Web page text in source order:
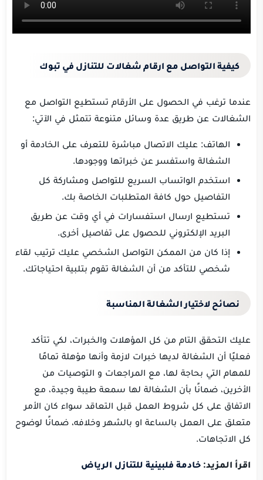
كيفية التواصل مع ارقام شغالات للتنازل في تبوك
عندما ترغب في الحصول على الأرقام تستطيع التواصل مع
الشغالات عن طريق عدة وسائل متنوعة تتمثل في الآتي:
الهاتف: عليك الاتصال مباشرة للتعرف على الخادمة أو
الشغالة واستفسر عن خبراتها ووجودها.
استخدم الواتساب السريع للتواصل ومشاركة كل
التفاصيل حول كافة المتطلبات الخاصة بك.
تستطيع ارسال استفسارات في أي وقت عن طريق
البريد الإلكتروني للحصول على تفاصيل أخرى.
إذا كان من الممكن التواصل الشخصي عليك ترتيب لقاء
شخصي للتأكد من أن الشغالة تقوم بتلبية احتياجاتك.
نصائح لاختيار الشغالة المناسبة
عليك التحقق التام من كل المؤهلات والخبرات، لكي تتأكد
فعليًا أن الشغالة لديها خبرات لازمة وأنها مؤهلة تمامًا
للمهام التي بحاجة لها، مع المراجعات و التوصيات من
الأخرين، ضمانًا بأن الشغالة لها سمعة طيبة وجيدة، مع
الاتفاق على كل شروط العمل قبل التعاقد سواء كان الأمر
متعلق على العمل بالساعة او بالشهر وخلافه، ضمانًا لوضوح
كل الاتجاهات.
اقرأ المزيد: خادمة فلبينية للتنازل الرياض